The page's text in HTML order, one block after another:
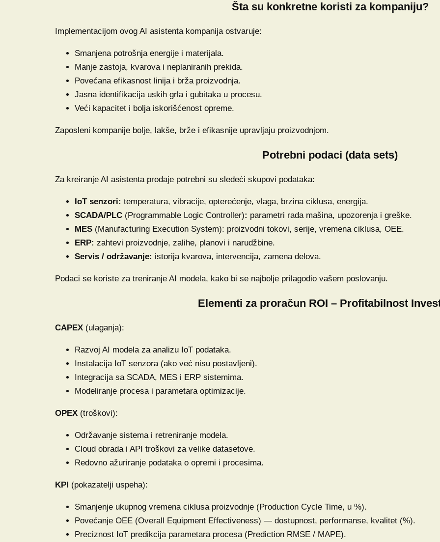
Šta su konkretne koristi za kompaniju?
Implementacijom ovog AI asistenta kompanija ostvaruje:
Smanjena potrošnja energije i materijala.
Manje zastoja, kvarova i neplaniranih prekida.
Povećana efikasnost linija i brža proizvodnja.
Jasna identifikacija uskih grla i gubitaka u procesu.
Veći kapacitet i bolja iskorišćenost opreme.
Zaposleni kompanije bolje, lakše, brže i efikasnije upravljaju proizvodnjom.
Potrebni podaci (data sets)
Za kreiranje AI asistenta prodaje potrebni su sledeći skupovi podataka:
IoT senzori: temperatura, vibracije, opterećenje, vlaga, brzina ciklusa, energija.
SCADA/PLC (Programmable Logic Controller): parametri rada mašina, upozorenja i greške.
MES (Manufacturing Execution System): proizvodni tokovi, serije, vremena ciklusa, OEE.
ERP: zahtevi proizvodnje, zalihe, planovi i narudžbine.
Servis / održavanje: istorija kvarova, intervencija, zamena delova.
Podaci se koriste za treniranje AI modela, kako bi se najbolje prilagodio vašem poslovanju.
Elementi za proračun ROI – Profitabilnost
CAPEX (ulaganja):
Razvoj AI modela za analizu IoT podataka.
Instalacija IoT senzora (ako već nisu postavljeni).
Integracija sa SCADA, MES i ERP sistemima.
Modeliranje procesa i parametara optimizacije.
OPEX (troškovi):
Održavanje sistema i retreniranje modela.
Cloud obrada i API troškovi za velike datasetove.
Redovno ažuriranje podataka o opremi i procesima.
KPI (pokazatelji uspeha):
Smanjenje ukupnog vremena ciklusa proizvodnje (Production Cycle Time, u %).
Povećanje OEE (Overall Equipment Effectiveness) — dostupnost, performanse, kvalitet (%).
Preciznost IoT predikcija parametara procesa (Prediction RMSE / MAPE).